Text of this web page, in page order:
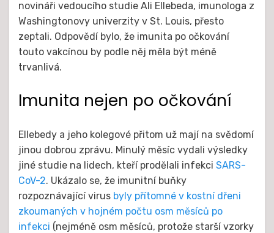
novináři vedoucího studie Ali Ellebeda, imunologa z
Washingtonovy univerzity v St. Louis, přesto
zeptali. Odpovědí bylo, že imunita po očkování
touto vakcínou by podle něj měla být méně
trvanlivá.
Imunita nejen po očkování
Ellebedy a jeho kolegové přitom už mají na svědomí
jinou dobrou zprávu. Minulý měsíc vydali výsledky
jiné studie na lidech, kteří prodělali infekci SARS-
CoV-2. Ukázalo se, že imunitní buňky
rozpoznávající virus byly přítomné v kostní dřeni
zkoumaných v hojném počtu osm měsíců po
infekci (nejméně osm měsíců, protože starší vzorky